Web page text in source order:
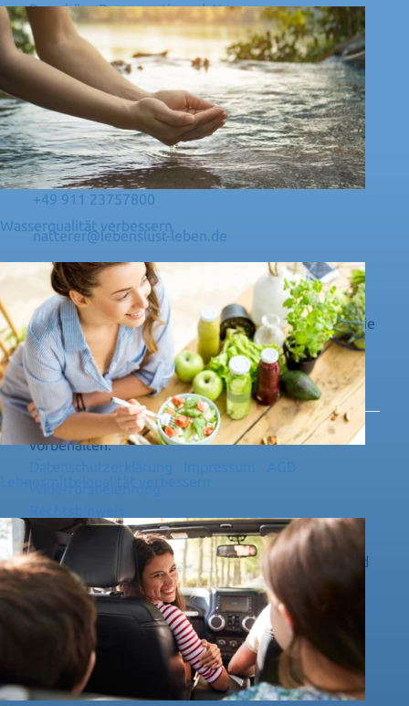
Wasserqualität verbessern
Broschüre Regenerationsplatte
Broschüre Vitalfeldtransformer
Broschüre BRIGHT
Broschüre ReVital
Broschüre WaterAlive
Broschüre Vitalfeldtransformer-CAR+
KONTAKT
Uwe Dieter Natterer
+49 911 23757800
natterer@lebenslust-leben.de
Über mich
Verpassen Sie keine Informationen mehr! Melden Sie
sich zu unserem Newsletter an!
ZUM NEWSLETTER ANMELDEN
© 2026 Qi Quant Technology. Alle Rechte
vorbehalten.
Die hier vorgestellte Technologie findet noch keine
vollständige Zustimmung der Schulwissenschaft und
Lehrmeinung. Freie 0-Punkt-Energie und die damit
verbundenen polarisierten Schwingungen und
Frequenzen werden als nicht relevant für die
Beeinflussung des menschlichen Organismus
gesehen. Der gesamte Bereich der Energetik ist für
die klassische Wissenschaft noch nicht